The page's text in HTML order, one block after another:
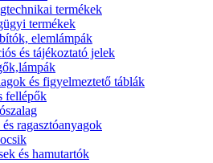
termékek
termékek
elemlámpák
és tájékoztató jelek
és figyelmeztető táblák
fellépők
ragasztóanyagok
és hamutartók